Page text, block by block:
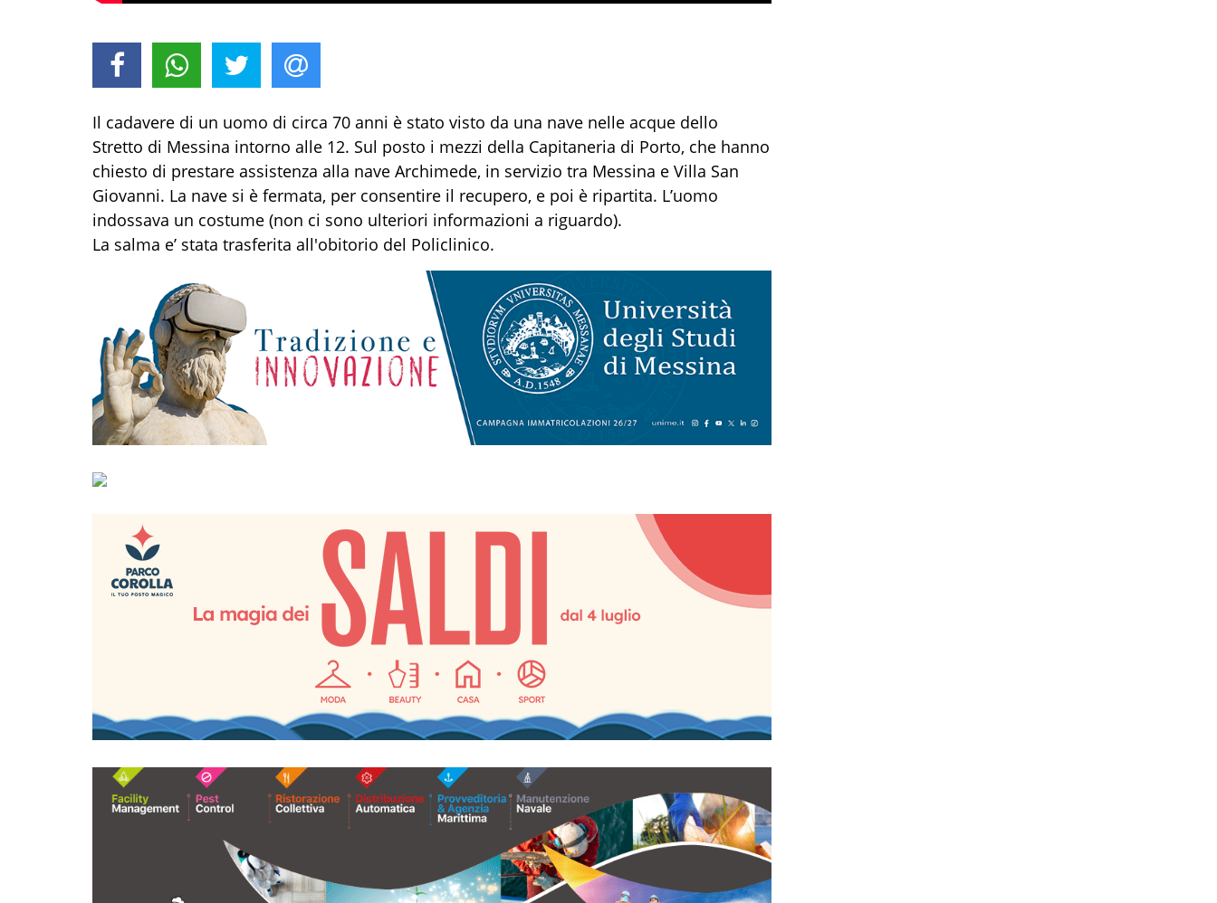
Il cadavere di un uomo di circa 70 anni è stato visto da una nave nelle acque dello
Stretto di Messina intorno alle 12. Sul posto i mezzi della Capitaneria di Porto, che hanno
chiesto di prestare assistenza alla nave Archimede, in servizio tra Messina e Villa San
Giovanni. La nave si è fermata, per consentire il recupero, e poi è ripartita. L’uomo
indossava un costume (non ci sono ulteriori informazioni a riguardo).
La salma e’ stata trasferita all'obitorio del Policlinico.